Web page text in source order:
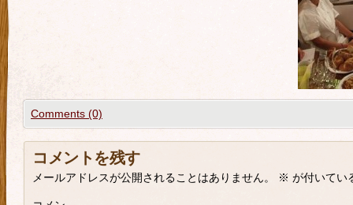
Comments (0)
コメントを残す
メールアドレスが公開されることはありません。 ※ が付いてい